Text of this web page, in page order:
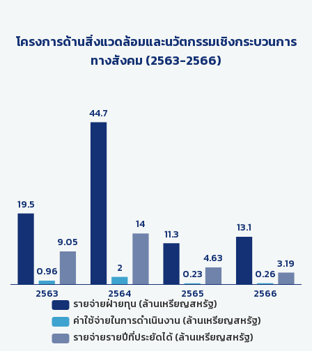
โครงการด้านสิ่งแวดล้อมและนวัตกรรมเชิงกระบวนการ
ทางสังคม (2563-2566)